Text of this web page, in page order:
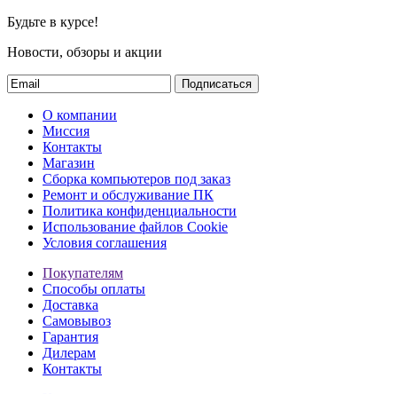
Будьте в курсе!
Новости, обзоры и акции
Подписаться
О компании
Миссия
Контакты
Магазин
Сборка компьютеров под заказ
Ремонт и обслуживание ПК
Политика конфиденциальности
Использование файлов Cookie
Условия соглашения
Покупателям
Способы оплаты
Доставка
Самовывоз
Гарантия
Дилерам
Контакты